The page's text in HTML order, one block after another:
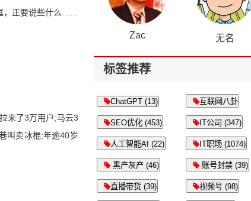
，正要说些什么……
来了3万用户;马云3
叫卖冰棍;年逾40岁
Zac 无名
标签推荐
ChatGPT (13) 互联网八卦
SEO优化 (453) IT公司 (347)
人工智能AI (22) IT职场 (1074)
黑产灰产 (46) 账号封禁 (39)
直播带货 (39) 视频号 (98)